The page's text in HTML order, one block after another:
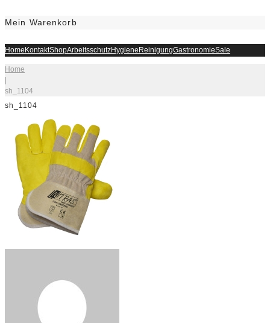
Mein Warenkorb
HomeKontaktShopArbeitsschutzHygieneReinigungGastronomieSale
Home
|
sh_1104
sh_1104